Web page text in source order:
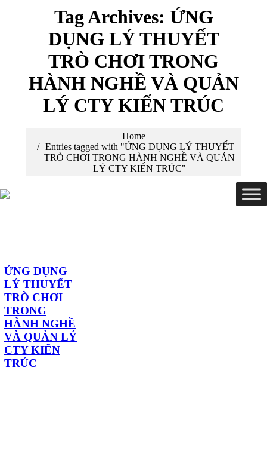
Tag Archives: ỨNG
DỤNG LÝ THUYẾT
TRÒ CHƠI TRONG
HÀNH NGHỀ VÀ QUẢN
LÝ CTY KIẾN TRÚC
Home
Entries tagged with "ỨNG DỤNG LÝ THUYẾT
TRÒ CHƠI TRONG HÀNH NGHỀ VÀ QUẢN
LÝ CTY KIẾN TRÚC"
ỨNG DỤNG
LÝ THUYẾT
TRÒ CHƠI
TRONG
HÀNH NGHỀ
VÀ QUẢN LÝ
CTY KIẾN
TRÚC